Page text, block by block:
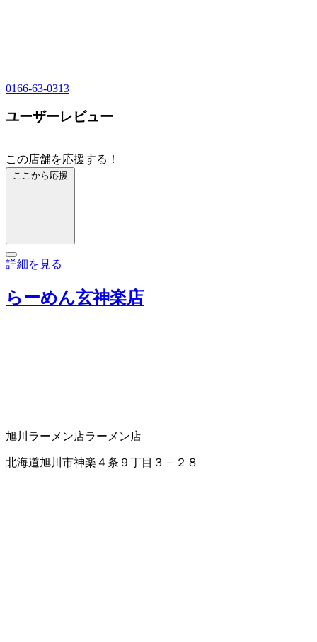
0166-63-0313
ユーザーレビュー
この店舗を応援する！
ここから応援
詳細を見る
らーめん玄神楽店
旭川ラーメン店ラーメン店
北海道旭川市神楽４条９丁目３－２８